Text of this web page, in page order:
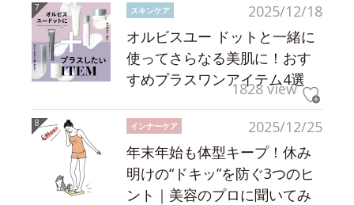
2025/12/18
スキンケア
オルビスユー ドットと一緒に
使ってさらなる美肌に！おす
すめプラスワンアイテム4選
1828 view
2025/12/25
インナーケア
年末年始も体型キープ！休み
明けの“ドキッ”を防ぐ3つのヒ
ント｜美容のプロに聞いてみ